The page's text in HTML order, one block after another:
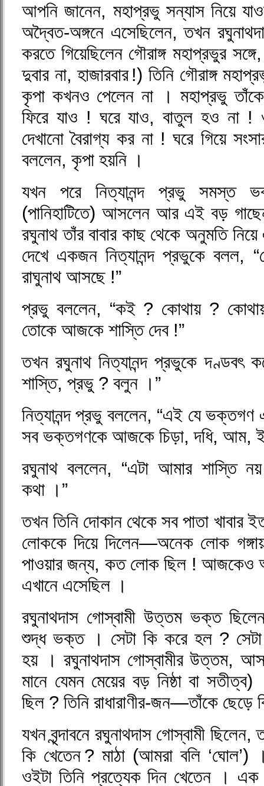
আপনি জানেন, মহাপ্রভু সন্যাস নিয়ে
অদ্বৈত-অঙ্গনে এসেছিলেন, তখন
করতে গিয়েছিলেন গৌরাঙ্গ মহাপ্রভুর
দুবার না, হাজারবার !) তিনি গৌরাঙ্গ
কৃপা কখনও পেলেন না । মহাপ্রভু
ফিরে যাও ! ঘরে যাও, বাতুল হও না !
দেখানো বৈরাগ্য কর না ! ঘরে গিয়ে
বললেন, কৃপা হয়নি ।
যখন পরে নিত্যানন্দ প্রভু সমস্ত
(পানিহাটিতে) আসলেন আর এই বড়
রঘুনাথ তাঁর বাবার কাছ থেকে অনুমতি
দেখে একজন নিত্যানন্দ প্রভুকে বলল,
রাঘুনাথ আসছে !”
প্রভু বললেন, “কই ? কোথায় ?
তোকে আজকে শাস্তি দেব !”
তখন রঘুনাথ নিত্যানন্দ প্রভুকে দণ্ডবৎ
শাস্তি, প্রভু ? বলুন ।”
নিত্যানন্দ প্রভু বললেন, “এই যে
সব ভক্তগণকে আজকে চিড়া, দধি, আম,
রঘুনাথ বললেন, “এটা আমার শাস্তি
কথা ।”
তখন তিনি দোকান থেকে সব পাতা খাবার
লোককে দিয়ে দিলেন—অনেক লোক
পাওয়ার জন্য, কত লোক ছিল ! আজকেও
এখানে এসেছিল ।
রঘুনাথদাস গোস্বামী উত্তম ভক্ত
শুদ্ধ ভক্ত । সেটা কি করে হল ?
হয় । রঘুনাথদাস গোস্বামীর উত্তম,
মানে যেমন মেয়ের বড় নিষ্ঠা বা
ছিল ? তিনি রাধারাণীর-জন—তাঁকে
যখন বৃন্দাবনে রঘুনাথদাস গোস্বামী
কি খেতেন ? মাঠা (আমরা বলি
ওইটা তিনি প্রত্যেক দিন খেতেন ।